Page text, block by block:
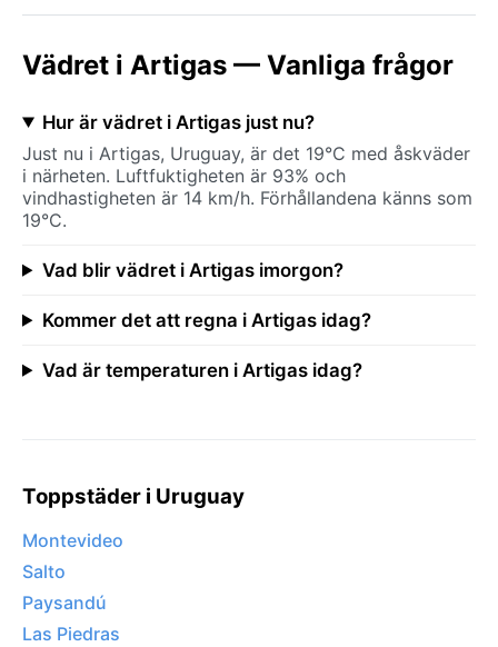
Vädret i Artigas — Vanliga frågor
Hur är vädret i Artigas just nu?
Just nu i Artigas, Uruguay, är det 19°C med åskväder
i närheten. Luftfuktigheten är 93% och
vindhastigheten är 14 km/h. Förhållandena känns som
19°C.
Vad blir vädret i Artigas imorgon?
Kommer det att regna i Artigas idag?
Vad är temperaturen i Artigas idag?
Toppstäder i Uruguay
Montevideo
Salto
Paysandú
Las Piedras